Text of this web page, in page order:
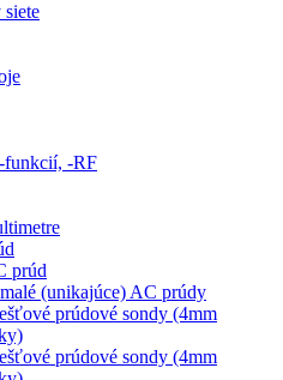
funkcií, -RF
prúd
(unikajúce) AC prúdy
prúdové sondy (4mm
prúdové sondy (4mm